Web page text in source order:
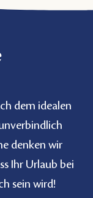
dem idealen
denken wir
Ihr Urlaub bei
sein wird!